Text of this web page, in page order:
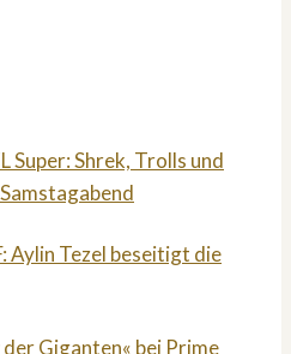
Super: Shrek, Trolls und
Aylin Tezel beseitigt die
Giganten« bei Prime